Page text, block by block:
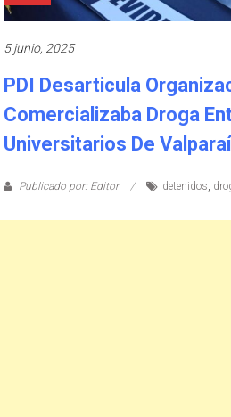
5 junio, 2025
PDI Desarticula
Comercializaba Droga
Universitarios De
Publicado por: Editor detenidos